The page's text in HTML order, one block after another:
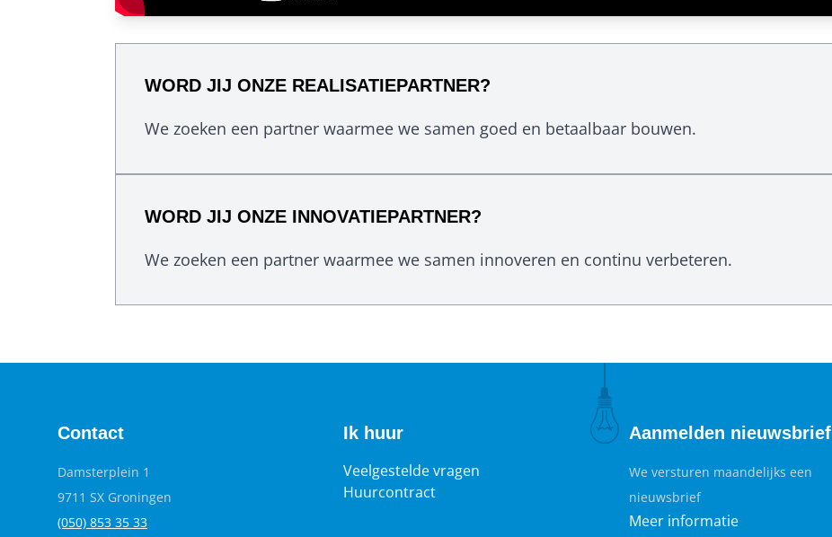
WORD JIJ ONZE REALISATIEPARTNER?
We zoeken een partner waarmee we samen goed en betaalbaar bouwen.
WORD JIJ ONZE INNOVATIEPARTNER?
We zoeken een partner waarmee we samen innoveren en continu verbeteren.
Contact
Damsterplein 1
9711 SX Groningen
(050) 853 35 33
Ik huur
Veelgestelde vragen
Huurcontract
Aanmelden nieuwsbrief
We versturen maandelijks een
nieuwsbrief
Meer informatie